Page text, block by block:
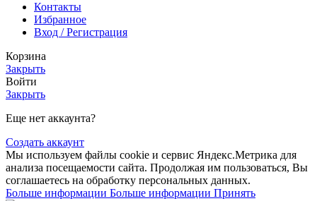
Контакты
Избранное
Вход / Регистрация
Корзина
Закрыть
Войти
Закрыть
Еще нет аккаунта?
Создать аккаунт
Мы используем файлы cookie и сервис Яндекс.Метрика для
анализа посещаемости сайта. Продолжая им пользоваться, Вы
соглашаетесь на обработку персональных данных.
Больше информации Больше информации Принять